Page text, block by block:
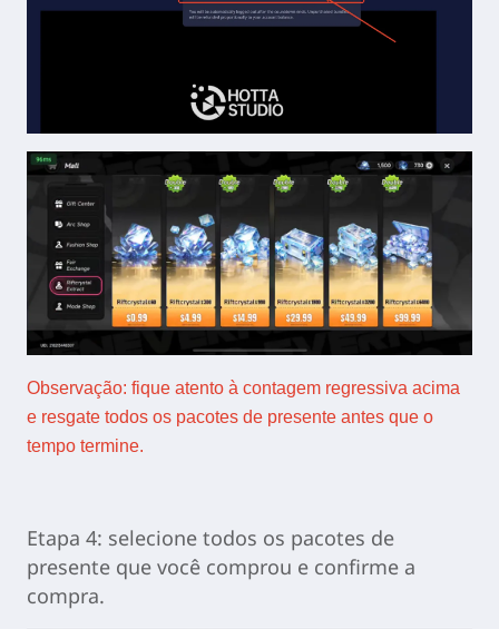
Observação: fique atento à contagem regressiva acima
e resgate todos os pacotes de presente antes que o
tempo termine.
Etapa 4: selecione todos os pacotes de
presente que você comprou e confirme a
compra.